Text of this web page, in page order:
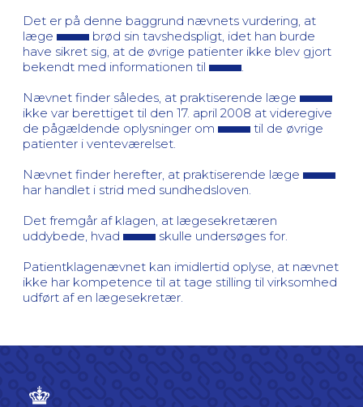
Det er på denne baggrund nævnets vurdering, at
læge
brød sin tavshedspligt, idet han burde
have sikret sig, at de øvrige patienter ikke blev gjort
bekendt med informationen til
Nævnet finder således, at praktiserende læge
ikke var berettiget til den 17. april 2008 at videregive
de pågældende oplysninger om
til de øvrige
patienter i venteværelset.
Nævnet finder herefter, at praktiserende læge
har handlet i strid med sundhedsloven.
Det fremgår af klagen, at lægesekretæren
uddybede, hvad
skulle undersøges for.
Patientklagenævnet kan imidlertid oplyse, at nævnet
ikke har kompetence til at tage stilling til virksomhed
udført af en lægesekretær.